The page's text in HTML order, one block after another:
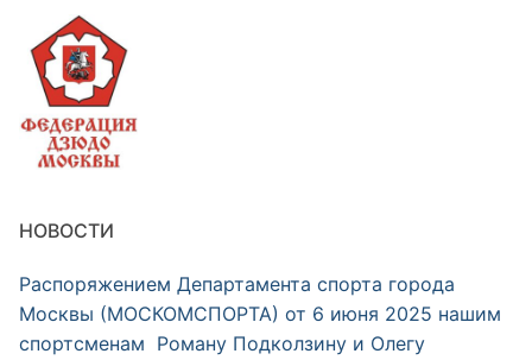
НОВОСТИ
Распоряжением Департамента спорта города
Москвы (МОСКОМСПОРТА) от 6 июня 2025 нашим
спортсменам Роману Подколзину и Олегу